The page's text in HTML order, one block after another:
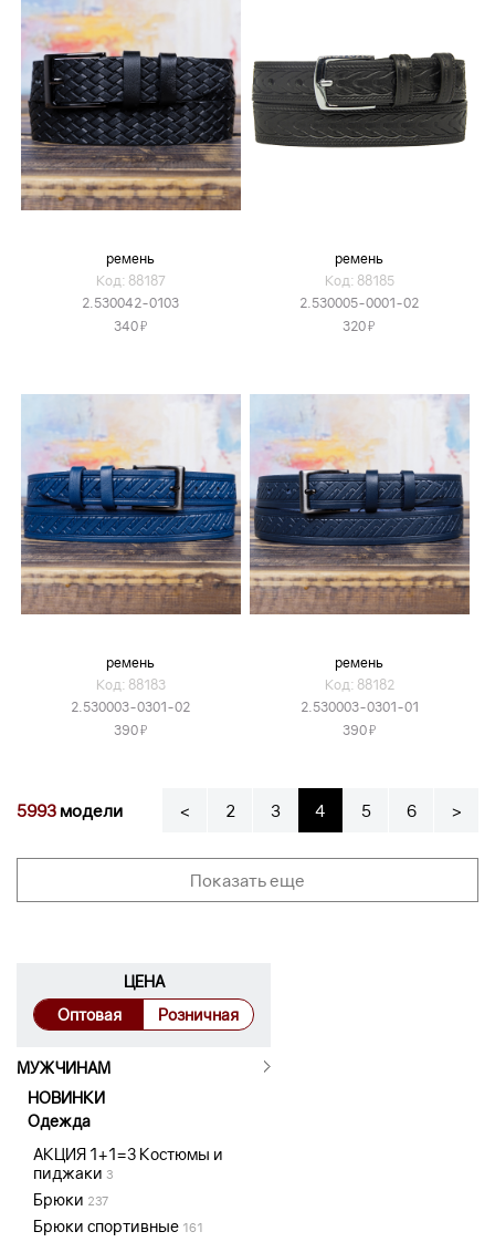
ремень
Код: 88187
2.530042-0103
340Я
ремень
Код: 88185
2.530005-0001-02
320Я
ремень
Код: 88183
2.530003-0301-02
390Я
ремень
Код: 88182
2.530003-0301-01
390Я
5993модели < 2 3 4 5 6 >
Показать еще
ЦЕНА
Оптовая
Розничная
МУЖЧИНАМ
НОВИНКИ
Одежда
АКЦИЯ 1+1=3 Костюмы и
пиджаки 3
Брюки 237
Брюки спортивные 161